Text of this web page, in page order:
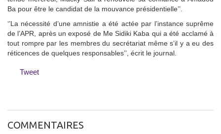
Ba pour être le candidat de la mouvance présidentielle’’.
‘’La nécessité d’une amnistie a été actée par l’instance suprême
de l’APR, après un exposé de Me Sidiki Kaba qui a été acclamé à
tout rompre par les membres du secrétariat même s’il y a eu des
réticences de quelques responsables’’, écrit le journal.
Tweet
COMMENTAIRES